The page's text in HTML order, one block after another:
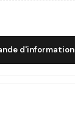
d'information